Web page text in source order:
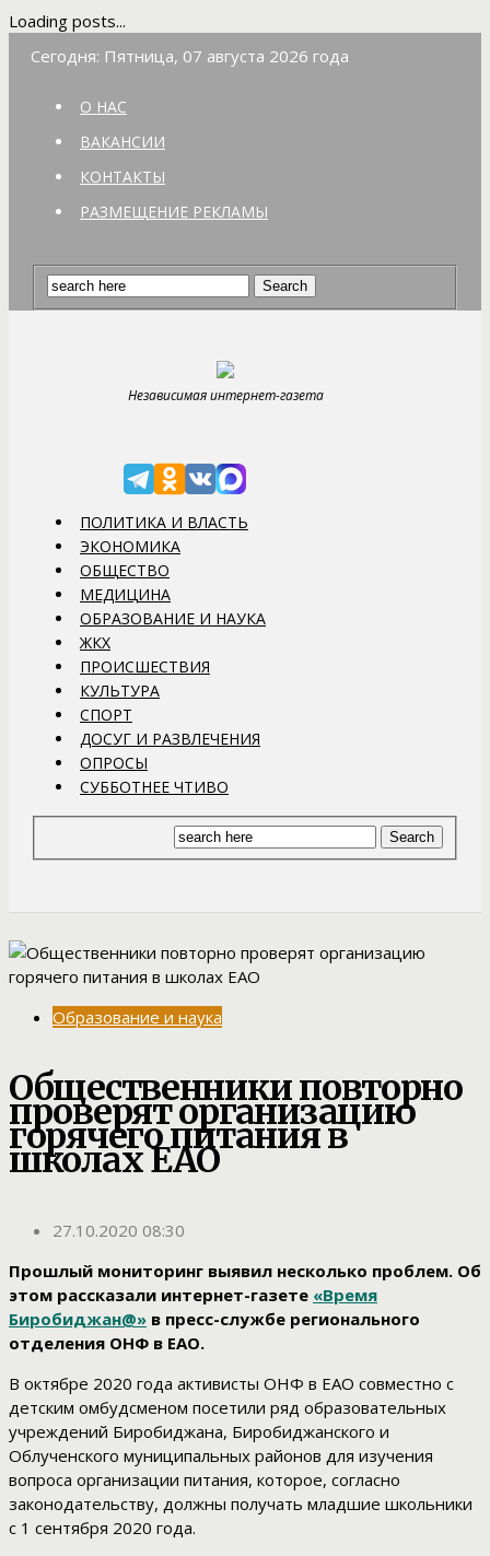
Loading posts...
Сегодня: Пятница, 07 августа 2026 года
О НАС
ВАКАНСИИ
КОНТАКТЫ
РАЗМЕЩЕНИЕ РЕКЛАМЫ
Независимая интернет-газета
ПОЛИТИКА И ВЛАСТЬ
ЭКОНОМИКА
ОБЩЕСТВО
МЕДИЦИНА
ОБРАЗОВАНИЕ И НАУКА
ЖКХ
ПРОИСШЕСТВИЯ
КУЛЬТУРА
СПОРТ
ДОСУГ И РАЗВЛЕЧЕНИЯ
ОПРОСЫ
СУББОТНЕЕ ЧТИВО
Образование и наука
Общественники повторно
проверят организацию
горячего питания в
школах ЕАО
27.10.2020 08:30
Прошлый мониторинг выявил несколько проблем. Об
этом рассказали интернет-газете «Время
Биробиджан@» в пресс-службе регионального
отделения ОНФ в ЕАО.
В октябре 2020 года активисты ОНФ в ЕАО совместно с
детским омбудсменом посетили ряд образовательных
учреждений Биробиджана, Биробиджанского и
Облученского муниципальных районов для изучения
вопроса организации питания, которое, согласно
законодательству, должны получать младшие школьники
с 1 сентября 2020 года.